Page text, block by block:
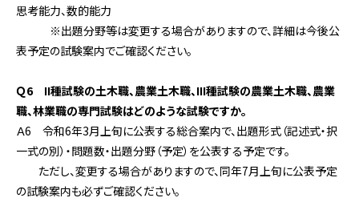
思考能力、数的能力
※出題分野等は変更する場合がありますので、詳細は今後公
表予定の試験案内でご確認ください。
Ｑ6 II種試験の土木職、農業土木職、III種試験の農業土木職、農業
職、林業職の専門試験はどのような試験ですか。
Ａ6 令和6年3月上旬に公表する総合案内で、出題形式（記述式・択
一式の別）・問題数・出題分野（予定）を公表する予定です。
ただし、変更する場合がありますので、同年7月上旬に公表予定
の試験案内も必ずご確認ください。